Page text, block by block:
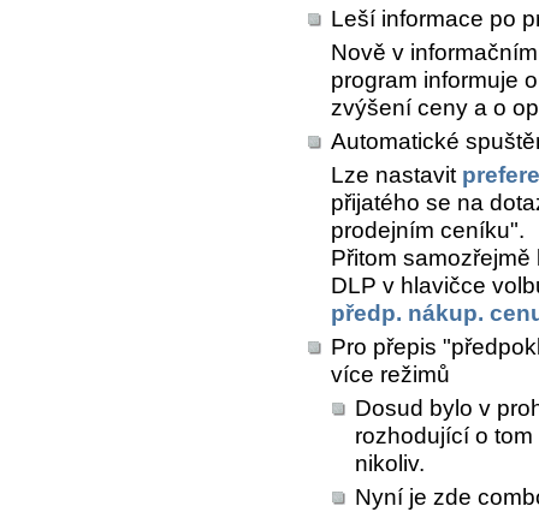
Leší informace po
Nově v
program informuje
zvýšení ceny a o
Automatické
Lze nastavit
přijatého se na
prodejním ceníku".
Přitom
DLP v hlavičce
předp. nákup.
Pro přepis
více režimů
Dosud bylo v
rozhodující o
nikoliv.
Nyní je zde